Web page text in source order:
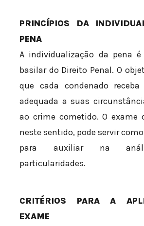
PRINCÍPIOS DA
PENA
A individualização da pena
basilar do Direito Penal. O
que cada condenado
adequada a suas
ao crime cometido. O exame
neste sentido, pode servir
para auxiliar na
particularidades.
CRITÉRIOS PARA A
EXAME